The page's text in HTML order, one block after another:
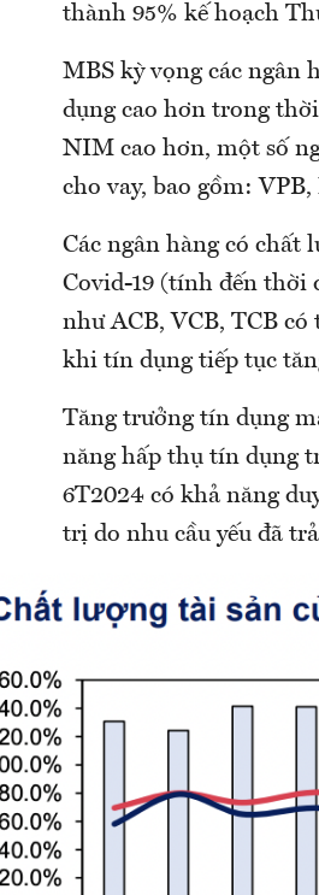
thành 95% kế hoạch
MBS kỳ vọng các ngân
dụng cao hơn trong
NIM cao hơn, một số
cho vay, bao gồm:
Các ngân hàng có chất
Covid-19 (tính đến thời
như ACB, VCB, TCB
khi tín dụng tiếp tục
Tăng trưởng tín dụng
năng hấp thụ tín dụng
6T2024 có khả năng
trị do nhu cầu yếu đã